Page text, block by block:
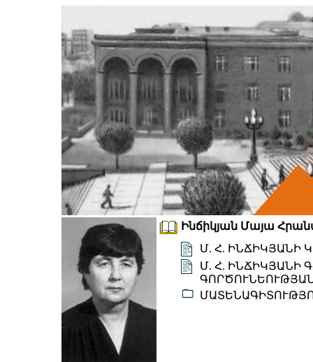
Ինճիկյան Մայա
Մ. Հ. ԻՆՃԻԿՅԱՆԻ
Մ. Հ. ԻՆՃԻԿՅԱՆԻ